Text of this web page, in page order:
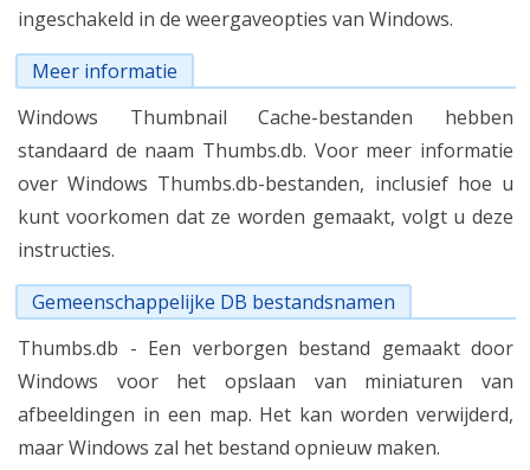
ingeschakeld in de weergaveopties van Windows.
Meer informatie
Windows Thumbnail Cache-bestanden hebben
standaard de naam Thumbs.db. Voor meer informatie
over Windows Thumbs.db-bestanden, inclusief hoe u
kunt voorkomen dat ze worden gemaakt, volgt u deze
instructies.
Gemeenschappelijke DB bestandsnamen
Thumbs.db - Een verborgen bestand gemaakt door
Windows voor het opslaan van miniaturen van
afbeeldingen in een map. Het kan worden verwijderd,
maar Windows zal het bestand opnieuw maken.